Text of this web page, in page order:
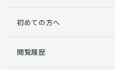
らかじめご了承ください。
個人情報の開示請求につ
初めての方へ
閲覧履歴